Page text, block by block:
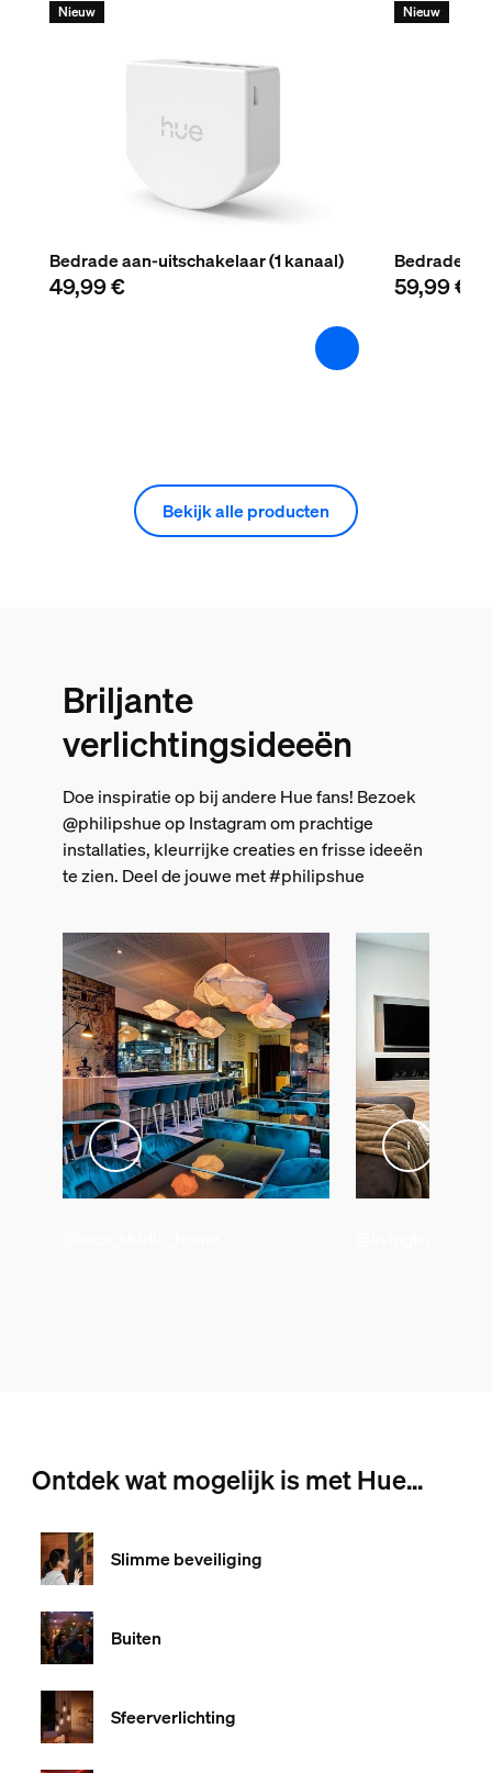
Nieuw
Bedrade aan-uitschakelaar (1 kanaal)
49,99 €
Nieuw
Bedrade
59,99 €
Bekijk alle producten
Briljante
verlichtingsideeën
Doe inspiratie op bij andere Hue fans! Bezoek
@philipshue op Instagram om prachtige
installaties, kleurrijke creaties en frisse ideeën
te zien. Deel de jouwe met #philipshue
Ontdek wat mogelijk is met Hue...
Slimme beveiliging
Buiten
Sfeerverlichting